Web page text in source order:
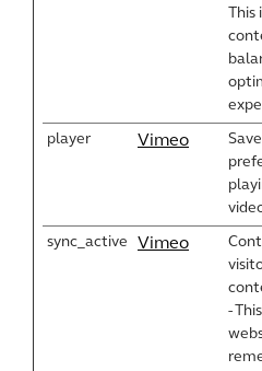
This
player Vimeo
sync_active Vimeo
-